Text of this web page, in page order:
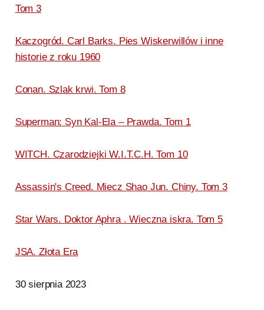
Tom 3
Kaczogród. Carl Barks. Pies Wiskerwillów i inne
historie z roku 1960
Conan. Szlak krwi. Tom 8
Superman: Syn Kal-Ela – Prawda. Tom 1
WITCH. Czarodziejki W.I.T.C.H. Tom 10
Assassin's Creed. Miecz Shao Jun. Chiny. Tom 3
Star Wars. Doktor Aphra . Wieczna iskra. Tom 5
JSA. Złota Era
30 sierpnia 2023